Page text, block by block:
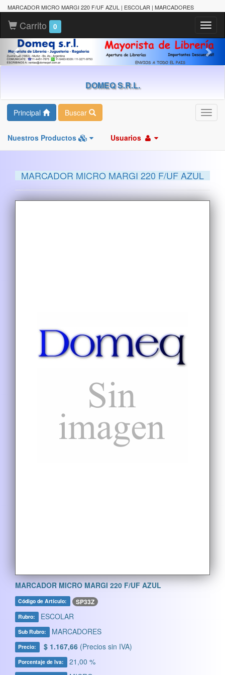
MARCADOR MICRO MARGI 220 F/UF AZUL | ESCOLAR | MARCADORES
Carrito 0
DOMEQ S.R.L.
Principal Buscar
Nuestros Productos Usuarios
MARCADOR MICRO MARGI 220 F/UF AZUL
MARCADOR MICRO MARGI 220 F/UF AZUL
Código de Artículo: SP33Z
Rubro: ESCOLAR
Sub Rubro: MARCADORES
Precio: $ 1.167,66 (Precios sin IVA)
Porcentaje de Iva: 21,00 %